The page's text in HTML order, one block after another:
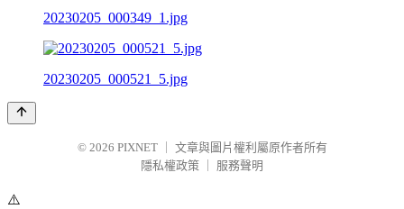
20230205_000349_1.jpg
20230205_000521_5.jpg
© 2026 PIXNET
文章與圖片權利屬原作者所有
隱私權政策
服務聲明
⚠️